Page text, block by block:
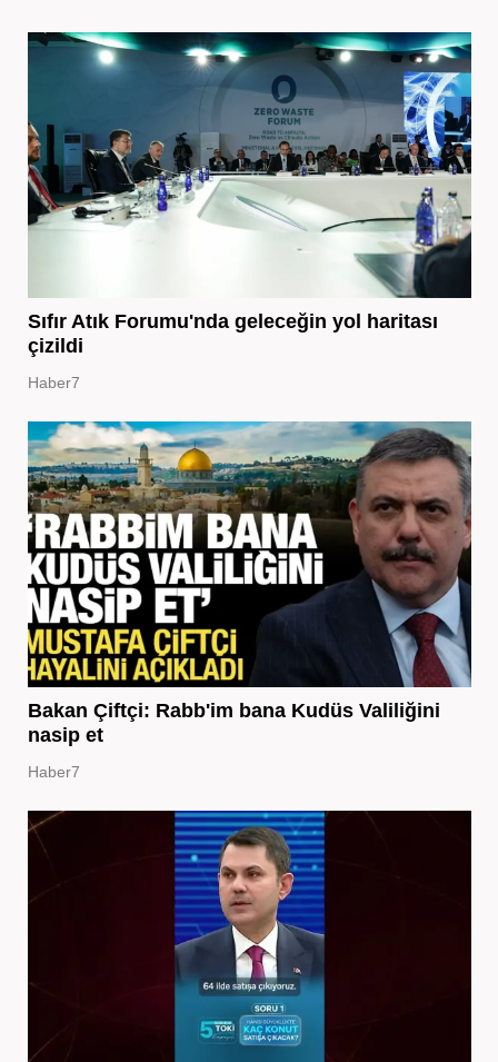
Sıfır Atık Forumu'nda geleceğin yol haritası
çizildi
Haber7
Bakan Çiftçi: Rabb'im bana Kudüs Valiliğini
nasip et
Haber7